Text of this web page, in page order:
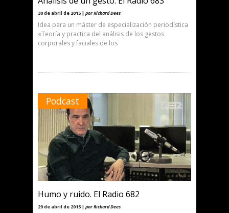
30 de abril de 2015 | por Richard Dees
Idea para un máster de especialización periodística
«Teoría y practica del análisis de los gestos
corporales y faciales de los
Podcast
Humo y ruido. El Radio 682
29 de abril de 2015 | por Richard Dees